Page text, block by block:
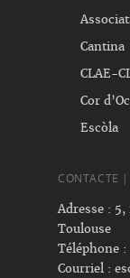
Cantina
CLAE-
Cor d’Oc
Escòla
CONTACTE
Adresse :
Toulouse
Téléphone :
Courriel :